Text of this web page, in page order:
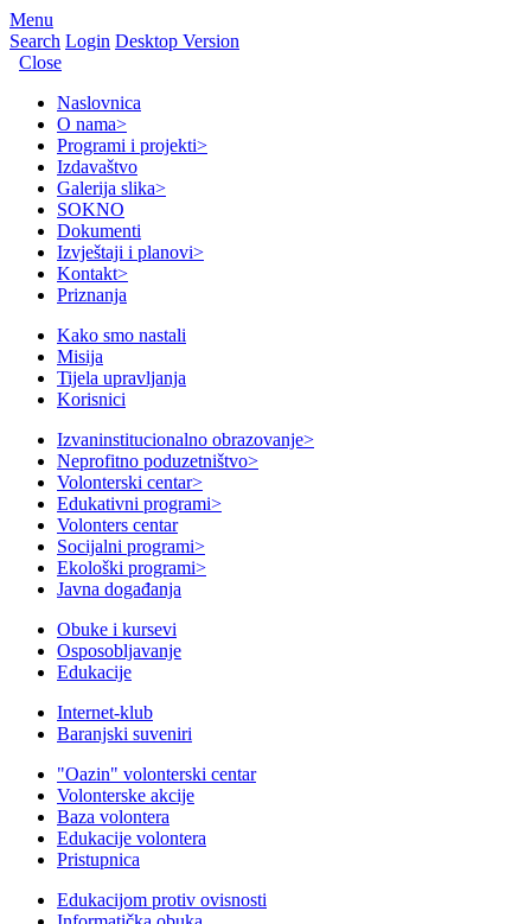
Menu
Search Login Desktop Version
Close
Naslovnica
O nama>
Programi i projekti>
Izdavaštvo
Galerija slika>
SOKNO
Dokumenti
Izvještaji i planovi>
Kontakt>
Priznanja
Kako smo nastali
Misija
Tijela upravljanja
Korisnici
Izvaninstitucionalno obrazovanje>
Neprofitno poduzetništvo>
Volonterski centar>
Edukativni programi>
Volonters centar
Socijalni programi>
Ekološki programi>
Javna događanja
Obuke i kursevi
Osposobljavanje
Edukacije
Internet-klub
Baranjski suveniri
"Oazin" volonterski centar
Volonterske akcije
Baza volontera
Edukacije volontera
Pristupnica
Edukacijom protiv ovisnosti